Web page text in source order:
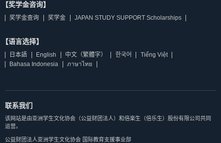
【奖学金咨询】
奖学金查询 奖学金 JAPAN STUDY SUPPORT Scholarships
【语言选择】
日本語 English 中文（繁體字） 한국어
Tiếng Việt
Bahasa Indonesia
ภาษาไทย
联系我们
该网站是由亚洲学生文化协会（公益财团法人）和倍楽生（倍乐生）股份有限公司共同
运营。
公益财团法人亚洲学生文化协会 国际教育支援事业部